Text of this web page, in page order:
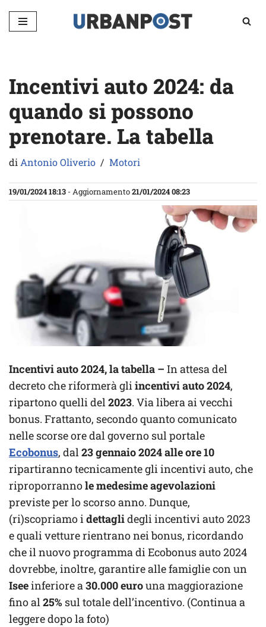
Vai
Incentivi auto 2024: da
quando si possono
prenotare. La tabella
diAntonio Oliverio Motori
19/01/2024 18:13 - Aggiornamento21/01/2024 08:23
Incentivi auto 2024, la tabella – In attesa del
decreto che riformerà gliincentivi auto 2024,
ripartono quelli del2023. Via libera ai vecchi
bonus. Frattanto, secondo quanto comunicato
nelle scorse ore dal governo sul portale
Ecobonus, dal23 gennaio 2024 alle ore 10
ripartiranno tecnicamente gli incentivi auto, che
riproporrannole medesimeagevolazioni
previste per lo scorso anno. Dunque,
(ri)scopriamo idettaglidegli incentivi auto 2023
e quali vetture rientrano nei bonus, ricordando
che il nuovo programma di Ecobonus auto 2024
dovrebbe, inoltre, garantire alle famiglie con un
Iseeinferiore a30.000 eurouna maggiorazione
fino al25% sul totale dell’incentivo. (Continua a
leggere dopo la foto)